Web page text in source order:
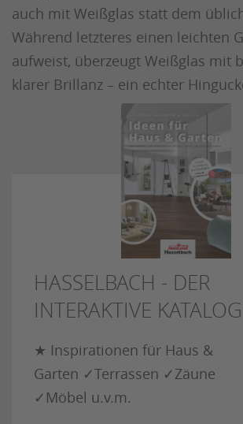
auch mit Weißglas statt dem
Während letzteres einen leichten
aufweist, überzeugt Weißglas mit
klarer Brillanz – ein echter
HASSELBACH - DER
INTERAKTIVE KATALOG
★ Inspirationen für Haus &
Garten ✓Terrassen ✓Zäune
✓Möbel u.v.m.